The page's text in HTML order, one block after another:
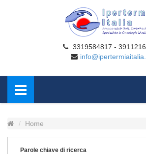
3319584817 -
Home
Parole chiave di ricerca